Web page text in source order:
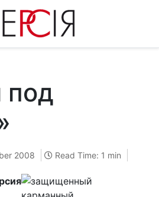
под
2008
Read Time: 1 min